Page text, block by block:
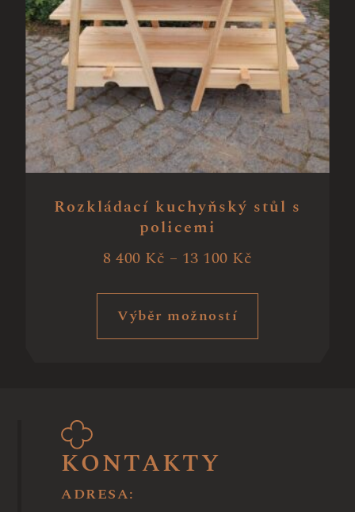
Rozkládací kuchyňský stůl s
policemi
8 400 Kč – 13 100 Kč
Výběr možností
KONTAKTY
ADRESA: